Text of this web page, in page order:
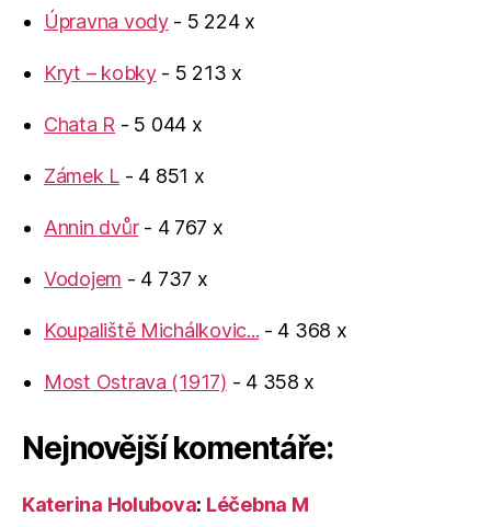
Úpravna vody- 5 224 x
Kryt – kobky- 5 213 x
Chata R - 5 044 x
Zámek L - 4 851 x
Annin dvůr- 4 767 x
Vodojem - 4 737 x
Koupaliště Michálkovic... - 4 368 x
Most Ostrava (1917) - 4 358 x
Nejnovější komentáře:
Katerina Holubova: Léčebna M